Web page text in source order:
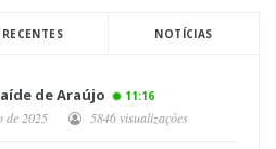
RECENTES NOTÍCIAS
de Araújo 11:16
de 2025 5846 visualizações